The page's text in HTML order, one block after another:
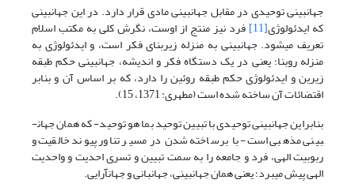
جهان­بینی توحیدی در مقابل جهان­بینی مادی قرار دارد. در این جهان­بینی
که ایدئولوژی[11] فرد نیز منتج از اوست، نگرش کلی به مکتب اسلام
تعریف می­شود. جهان‏بینی به منزله زیربنای فکر است، و ایدئولوژی به‏
منزله روبنا؛ یعنی در یک دستگاه فکر و اندیشه، جهان­بینی حکم طبقه‏
زیرین و ایدئولوژی حکم طبقه روئین را دارد، که بر اساس آن و بنابر
اقتضائات آن ساخته شده است (مطهری: 1371، 15).
بنابراین جهان­بینی توحیدی با تبیین توحید بما هو توحید- که همان جهان­
بینی مذهبی است- با برساخته شدن در مسیر تناور پیوند خالقیت و
ربوبیت الهی، فرد و جامعه را به سمت تبیین و تسری احدیت و واحدیت
الهی پیش می­برد؛ یعنی همان جهان­بینی، جهان­بانی و جهان­آرایی.